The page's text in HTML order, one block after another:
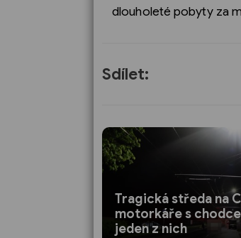
dlouholeté pobyty za
Sdílet:
Tragická středa na
motorkáře s
jeden z nich